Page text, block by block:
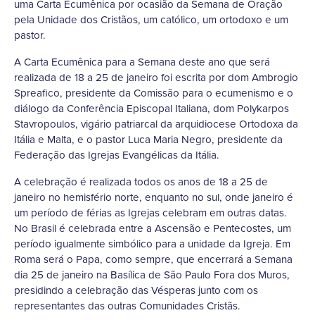
uma Carta Ecumênica por ocasião da Semana de Oração
pela Unidade dos Cristãos, um católico, um ortodoxo e um
pastor.
A Carta Ecumênica para a Semana deste ano que será
realizada de 18 a 25 de janeiro foi escrita por dom Ambrogio
Spreafico, presidente da Comissão para o ecumenismo e o
diálogo da Conferência Episcopal Italiana, dom Polykarpos
Stavropoulos, vigário patriarcal da arquidiocese Ortodoxa da
Itália e Malta, e o pastor Luca Maria Negro, presidente da
Federação das Igrejas Evangélicas da Itália.
A celebração é realizada todos os anos de 18 a 25 de
janeiro no hemisfério norte, enquanto no sul, onde janeiro é
um período de férias as Igrejas celebram em outras datas.
No Brasil é celebrada entre a Ascensão e Pentecostes, um
período igualmente simbólico para a unidade da Igreja. Em
Roma será o Papa, como sempre, que encerrará a Semana
dia 25 de janeiro na Basílica de São Paulo Fora dos Muros,
presidindo a celebração das Vésperas junto com os
representantes das outras Comunidades Cristãs.